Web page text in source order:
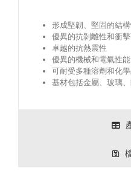
形成堅韌、堅固的結
優異的抗剝離性和衝
卓越的抗熱震性
優異的機械和電氣性能
可耐受多種溶劑和化
基材包括金屬、玻璃